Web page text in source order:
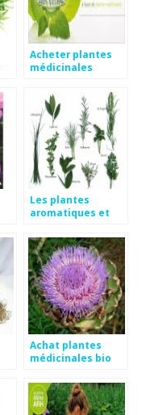
Acheter plantes
médicinales
Les plantes
aromatiques et
Achat plantes
médicinales bio